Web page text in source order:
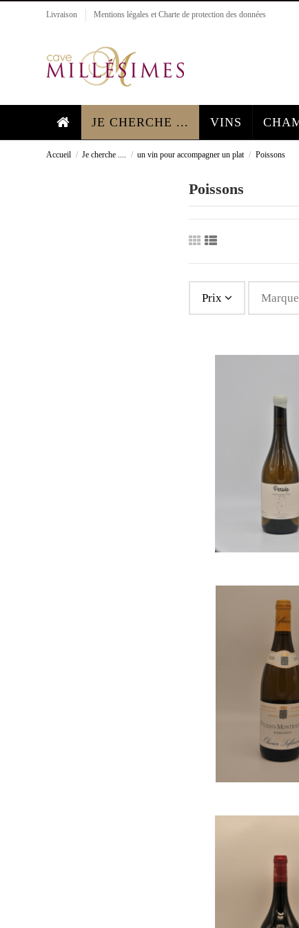
Livraison Mentions légales et Charte de protection des données
JE CHERCHE ... VINS
Accueil Je cherche .... un vin pour accompagner un plat Poissons
Poissons
Prix Marque